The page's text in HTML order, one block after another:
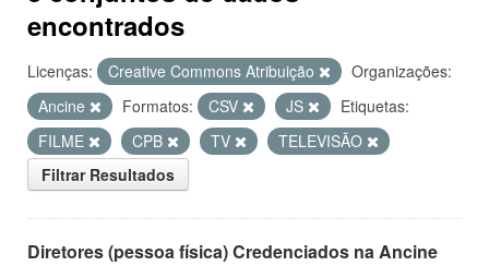
encontrados
Licenças: Creative Commons Atribuição
Organizações:
Ancine
Formatos: CSV JS
Etiquetas:
FILME
CPB TV
TELEVISÃO
Filtrar Resultados
Diretores (pessoa física) Credenciados na Ancine